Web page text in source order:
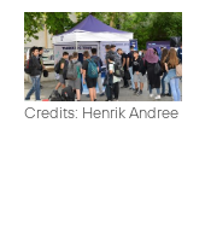
Credits: Henrik Andree